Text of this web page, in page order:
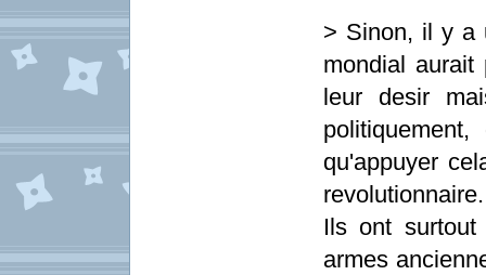
> Sinon, il y a
mondial
leur desir
qu'appuyer
revolutionnaire.
Ils ont
armes